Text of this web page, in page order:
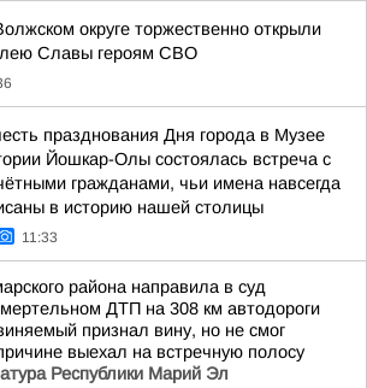
округе торжественно открыли
Славы героям СВО
празднования Дня города в Музее
Йошкар-Олы состоялась встреча с
гражданами, чьи имена навсегда
в историю нашей столицы
11:33
района направила в суд
ДТП на 308 км автодороги
признал вину, но не смог
выехал на встречную полосу
Республики Марий Эл